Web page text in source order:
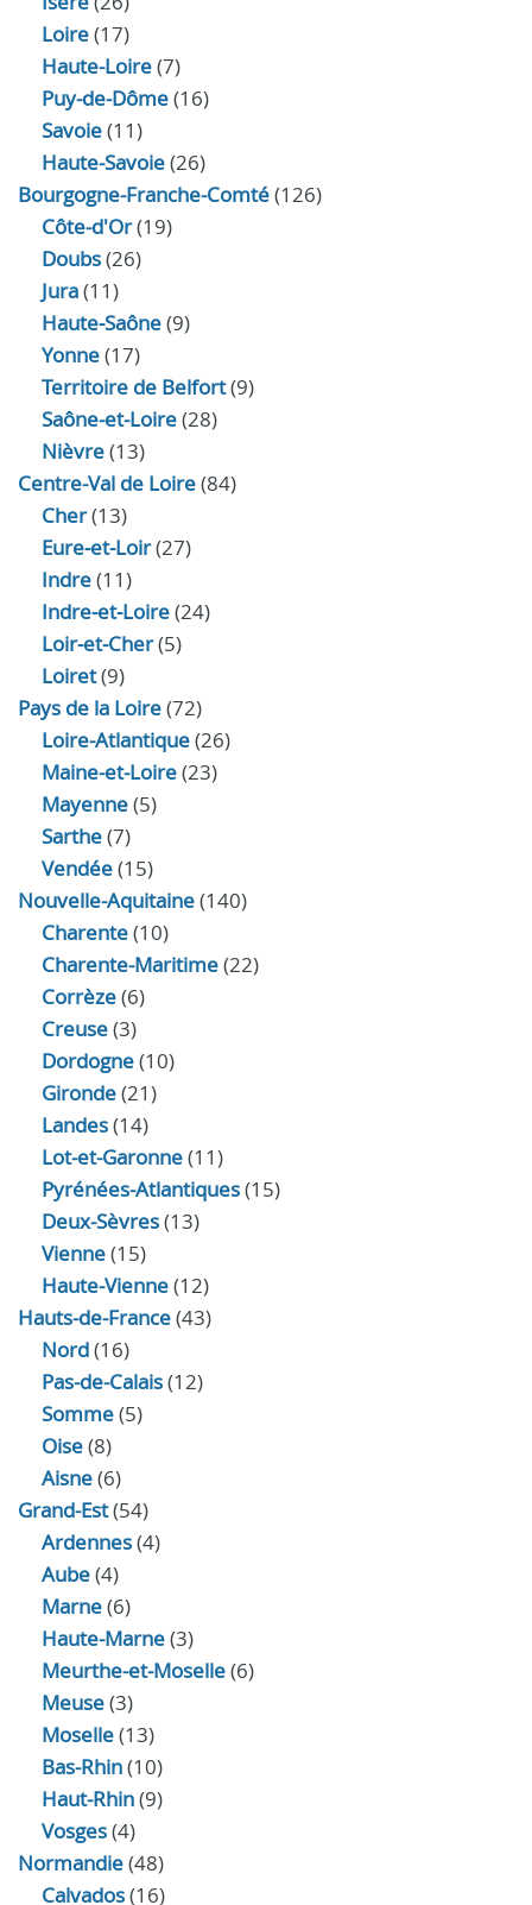
Loire(17)
Haute-Loire(7)
Puy-de-Dôme(16)
Savoie(11)
Haute-Savoie(26)
Bourgogne-Franche-Comté(126)
Côte-d'Or(19)
Doubs(26)
Jura(11)
Haute‑Saône(9)
Yonne(17)
Territoire de Belfort(9)
Saône-et-Loire(28)
Nièvre(13)
Centre-Val de Loire(84)
Cher(13)
Eure‑et‑Loir(27)
Indre(11)
Indre‑et‑Loire(24)
Loir‑et‑Cher(5)
Loiret(9)
Pays de la Loire(72)
Loire-Atlantique(26)
Maine-et-Loire(23)
Mayenne(5)
Sarthe(7)
Vendée(15)
Nouvelle-Aquitaine(140)
Charente(10)
Charente-Maritime(22)
Corrèze(6)
Creuse(3)
Dordogne(10)
Gironde(21)
Landes(14)
Lot-et-Garonne(11)
Pyrénées-Atlantiques(15)
Deux-Sèvres(13)
Vienne(15)
Haute-Vienne(12)
Hauts-de-France(43)
Nord(16)
Pas-de-Calais(12)
Somme(5)
Oise(8)
Aisne(6)
Grand-Est(54)
Ardennes(4)
Aube(4)
Marne(6)
Haute-Marne(3)
Meurthe-et-Moselle(6)
Meuse(3)
Moselle(13)
Bas-Rhin(10)
Haut-Rhin(9)
Vosges(4)
Normandie(48)
Calvados(16)